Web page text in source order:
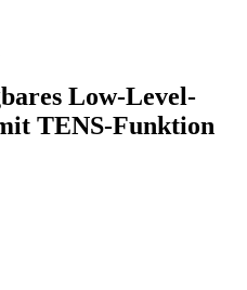
Low-Level-
TENS-Funktion